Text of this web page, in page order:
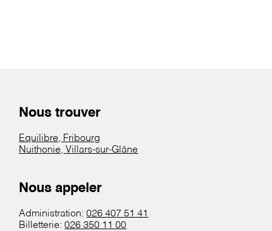
Nous trouver
Equilibre, Fribourg
Nuithonie, Villars-sur-Glâne
Nous appeler
Administration:026 407 51 41
Billetterie:026 350 11 00